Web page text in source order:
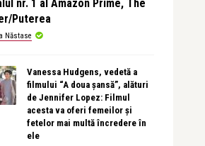
nr. 1 al Amazon Prime, The
Puterea
Năstase
Vanessa Hudgens, vedetă a
filmului “A doua șansă”, alături
de Jennifer Lopez: Filmul
acesta va oferi femeilor și
fetelor mai multă încredere în
ele